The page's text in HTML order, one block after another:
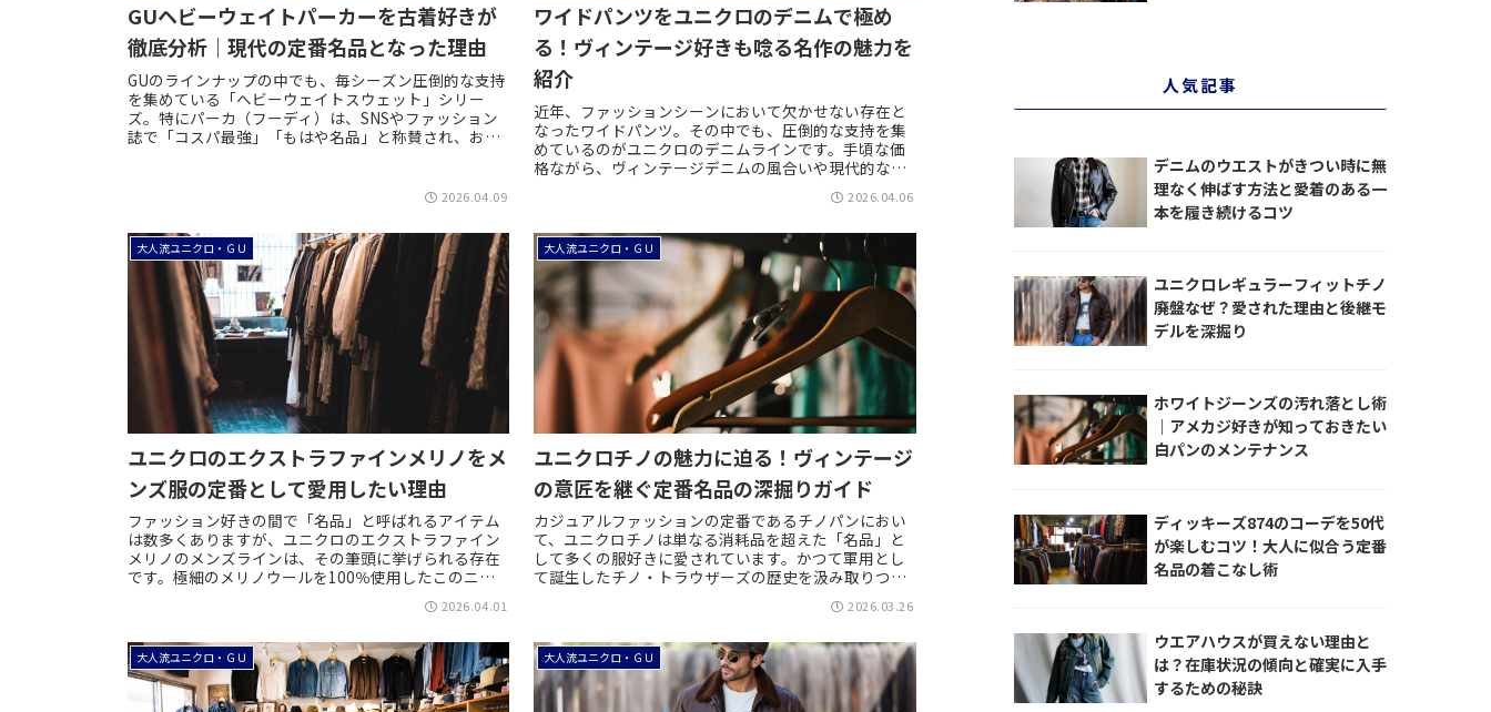
GUヘビーウェイトパーカーを古着好きが
徹底分析｜現代の定番名品となった理由
GUのラインナップの中でも、毎シーズン圧倒的な支持
を集めている「ヘビーウェイトスウェット」シリー
ズ。特にパーカ（フーディ）は、SNSやファッション
誌で「コスパ最強」「もはや名品」と称賛され、おし
2026.04.09
ワイドパンツをユニクロのデニムで極め
る！ヴィンテージ好きも唸る名作の魅力を
紹介
近年、ファッションシーンにおいて欠かせない存在と
なったワイドパンツ。その中でも、圧倒的な支持を集
めているのがユニクロのデニムラインです。手頃な価
格ながら、ヴィンテージデニムの風合いや現代的なシ
2026.04.06
大人流ユニクロ・ＧＵ
ユニクロのエクストラファインメリノをメ
ンズ服の定番として愛用したい理由
ファッション好きの間で「名品」と呼ばれるアイテム
は数多くありますが、ユニクロのエクストラファイン
メリノのメンズラインは、その筆頭に挙げられる存在
です。極細のメリノウールを100％使用したこのニッ
2026.04.01
大人流ユニクロ・ＧＵ
ユニクロチノの魅力に迫る！ヴィンテージ
の意匠を継ぐ定番名品の深掘りガイド
カジュアルファッションの定番であるチノパンにおい
て、ユニクロチノは単なる消耗品を超えた「名品」と
して多くの服好きに愛されています。かつて軍用とし
て誕生したチノ・トラウザーズの歴史を汲み取りつ
2026.03.26
大人流ユニクロ・ＧＵ 大人流ユニクロ・ＧＵ
人気記事
デニムのウエストがきつい時に無
理なく伸ばす方法と愛着のある一
本を履き続けるコツ
ユニクロレギュラーフィットチノ
廃盤なぜ？愛された理由と後継モ
デルを深掘り
ホワイトジーンズの汚れ落とし術
｜アメカジ好きが知っておきたい
白パンのメンテナンス
ディッキーズ874のコーデを50代
が楽しむコツ！大人に似合う定番
名品の着こなし術
ウエアハウスが買えない理由と
は？在庫状況の傾向と確実に入手
するための秘訣